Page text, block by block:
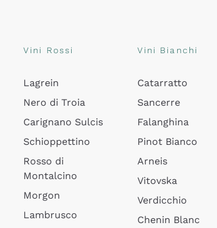
Vini Rossi
Lagrein
Nero di Troia
Carignano Sulcis
Schioppettino
Rosso di
Montalcino
Morgon
Lambrusco
Vini Bianchi
Catarratto
Sancerre
Falanghina
Pinot Bianco
Arneis
Vitovska
Verdicchio
Chenin Blanc